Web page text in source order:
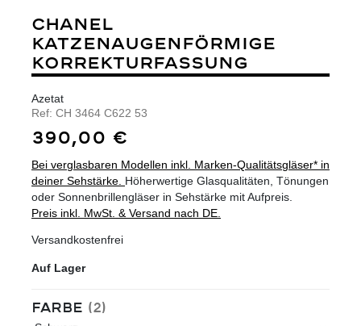
CHANEL
KATZENAUGENFÖRMIGE
KORREKTURFASSUNG
Azetat
Ref: CH 3464 C622 53
390,00 €
Bei verglasbaren Modellen inkl. Marken-Qualitätsgläser* in
deiner Sehstärke. Höherwertige Glasqualitäten, Tönungen
oder Sonnenbrillengläser in Sehstärke mit Aufpreis.
Preis inkl. MwSt. & Versand nach DE.
Versandkostenfrei
Auf Lager
Farbe auswählen
(2)